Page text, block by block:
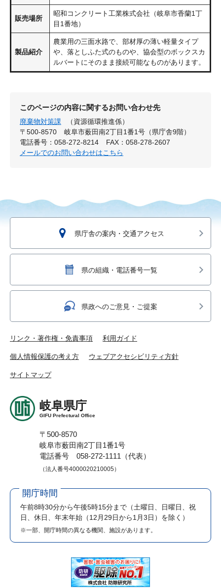
販売場所
昭和コンクリート工業株式会社（岐阜市香蘭1丁
目1番地）
製品紹介
農業用の三面水路で、部材厚の薄い軽量タイプ
や、落としふた式のものや、協会型のボックスカ
ルバートにそのまま接続可能なものがあります。
このページの内容に関するお問い合わせ先
廃棄物対策課
（資源循環推進係）
〒500-8570
岐阜市薮田南2丁目1番1号（県庁舎9階）
電話番号：058-272-8214
FAX：058-278-2607
メールでのお問い合わせはこちら
県庁舎の案内・交通アクセス
県の組織・電話番号一覧
県政へのご意見・ご提案
リンク・著作権・免責事項 利用ガイド
個人情報保護の考え方 ウェブアクセシビリティ方針
サイトマップ
岐阜県庁
GIFU Prefectural Office
〒500-8570
岐阜市薮田南2丁目1番1号
電話番号 058-272-1111（代表）
（法人番号4000020210005）
開庁時間
午前8時30分から午後5時15分まで （土曜日、日曜日、祝
日、休日、年末年始（12月29日から1月3日）を除く）
※一部、開庁時間の異なる機関、施設があります。